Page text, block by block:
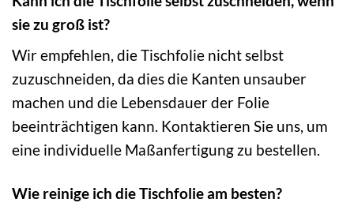
sie zu groß ist?
Wir empfehlen, die Tischfolie nicht selbst
zuzuschneiden, da dies die Kanten unsauber
machen und die Lebensdauer der Folie
beeinträchtigen kann. Kontaktieren Sie uns, um
eine individuelle Maßanfertigung zu bestellen.
Wie reinige ich die Tischfolie am besten?